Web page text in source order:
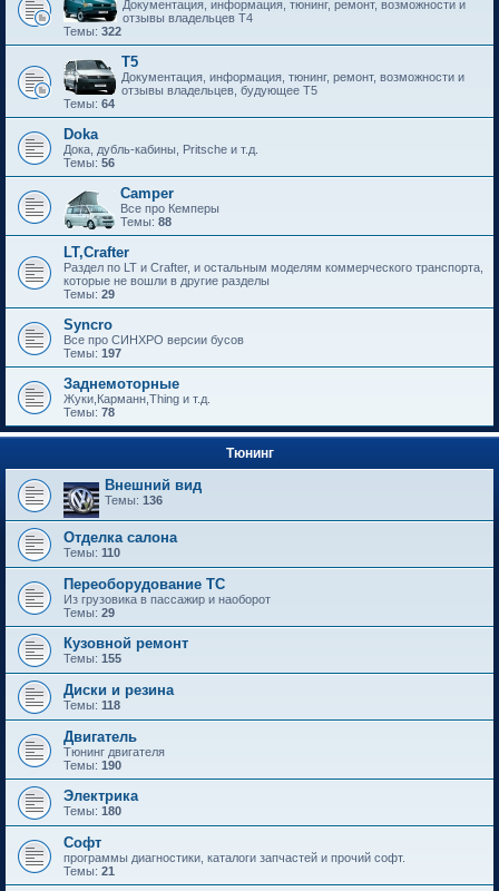
Документация, информация, тюнинг, ремонт, возможности и
отзывы владельцев T4
Темы: 322
T5
Документация, информация, тюнинг, ремонт, возможности и
отзывы владельцев, будующее T5
Темы: 64
Doka
Дока, дубль-кабины, Pritsche и т.д.
Темы: 56
Camper
Все про Кемперы
Темы: 88
LT,Crafter
Раздел по LT и Crafter, и остальным моделям коммерческого транспорта,
которые не вошли в другие разделы
Темы: 29
Syncro
Все про СИНХРО версии бусов
Темы: 197
Заднемоторные
Жуки,Карманн,Thing и т.д.
Темы: 78
Тюнинг
Внешний вид
Темы: 136
Отделка салона
Темы: 110
Переоборудование ТС
Из грузовика в пассажир и наоборот
Темы: 29
Кузовной ремонт
Темы: 155
Диски и резина
Темы: 118
Двигатель
Тюнинг двигателя
Темы: 190
Электрика
Темы: 180
Софт
программы диагностики, каталоги запчастей и прочий софт.
Темы: 21